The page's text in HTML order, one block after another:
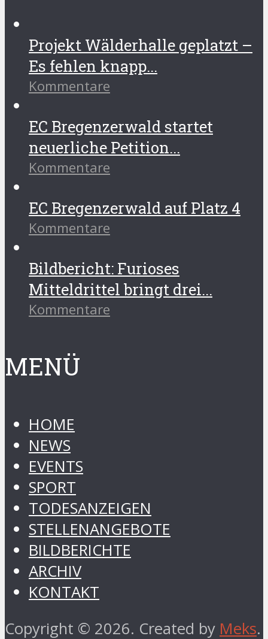
Projekt Wälderhalle geplatzt –
Es fehlen knapp...
Kommentare
EC Bregenzerwald startet
neuerliche Petition...
Kommentare
EC Bregenzerwald auf Platz 4
Kommentare
Bildbericht: Furioses
Mitteldrittel bringt drei...
Kommentare
MENÜ
HOME
NEWS
EVENTS
SPORT
TODESANZEIGEN
STELLENANGEBOTE
BILDBERICHTE
ARCHIV
KONTAKT
Copyright © 2026. Created by Meks.